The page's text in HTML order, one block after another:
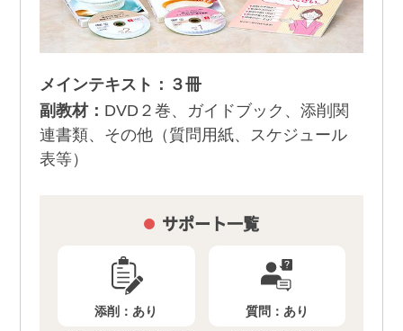
メインテキスト：３冊
副教材： DVD２巻、ガイドブック、添削関
連書類、その他（質問用紙、スケジュール
表等）
サポート一覧
添削： あり 質問： あり